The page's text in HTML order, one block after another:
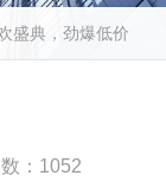
盛典，劲爆低价
：1052